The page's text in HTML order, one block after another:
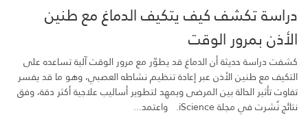
دراسة تكشف كيف يتكيف الدماغ مع طنين
الأذن بمرور الوقت
كشفت دراسة حديثة أن الدماغ قد يطوّر مع مرور الوقت آلية تساعده على
التكيف مع طنين الأذن عبر إعادة تنظيم نشاطه العصبي، وهو ما قد يفسر
تفاوت تأثير الحالة بين المرضى ويمهد لتطوير أساليب علاجية أكثر دقة، وفق
نتائج نُشرت في مجلة iScience. واعتمد...